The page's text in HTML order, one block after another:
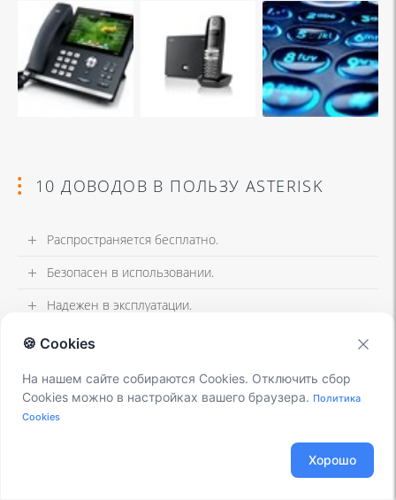
10 ДОВОДОВ В ПОЛЬЗУ ASTERISK
Распространяется бесплатно.
Безопасен в использовании.
Надежен в эксплуатации.
Гибкий в настройке.
Имеет огромный функционал.
Интегрируется с любыми системами.
🍪 Cookies
На нашем сайте собираются Cookies. Отключить сбор
Cookies можно в настройках вашего браузера. Политика
Cookies
Хорошо